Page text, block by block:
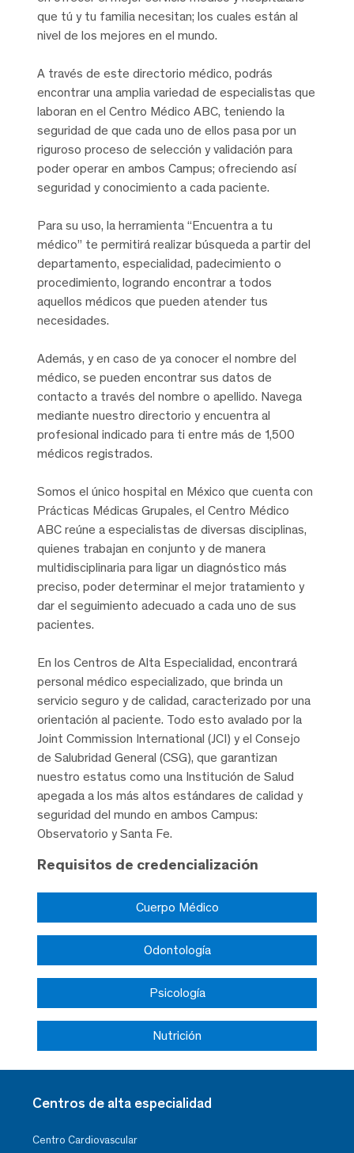
que tú y tu familia necesitan; los cuales están al
nivel de los mejores en el mundo.
A través de este directorio médico, podrás
encontrar una amplia variedad de especialistas que
laboran en el Centro Médico ABC, teniendo la
seguridad de que cada uno de ellos pasa por un
riguroso proceso de selección y validación para
poder operar en ambos Campus; ofreciendo así
seguridad y conocimiento a cada paciente.
Para su uso, la herramienta “Encuentra a tu
médico” te permitirá realizar búsqueda a partir del
departamento, especialidad, padecimiento o
procedimiento, logrando encontrar a todos
aquellos médicos que pueden atender tus
necesidades.
Además, y en caso de ya conocer el nombre del
médico, se pueden encontrar sus datos de
contacto a través del nombre o apellido. Navega
mediante nuestro directorio y encuentra al
profesional indicado para ti entre más de 1,500
médicos registrados.
Somos el único hospital en México que cuenta con
Prácticas Médicas Grupales, el Centro Médico
ABC reúne a especialistas de diversas disciplinas,
quienes trabajan en conjunto y de manera
multidisciplinaria para ligar un diagnóstico más
preciso, poder determinar el mejor tratamiento y
dar el seguimiento adecuado a cada uno de sus
pacientes.
En los Centros de Alta Especialidad, encontrará
personal médico especializado, que brinda un
servicio seguro y de calidad, caracterizado por una
orientación al paciente. Todo esto avalado por la
Joint Commission International (JCI) y el Consejo
de Salubridad General (CSG), que garantizan
nuestro estatus como una Institución de Salud
apegada a los más altos estándares de calidad y
seguridad del mundo en ambos Campus:
Observatorio y Santa Fe.
Requisitos de credencialización
Cuerpo Médico
Odontología
Psicología
Nutrición
Centros de alta especialidad
Centro Cardiovascular